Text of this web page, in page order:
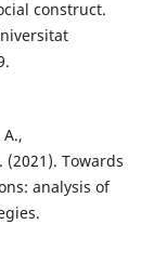
construct.
Towards
analysis of